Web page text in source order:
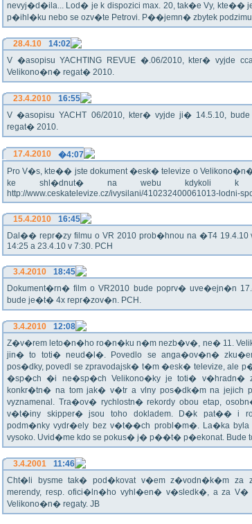
nevyj�d�ila... Lod� je k dispozici max. 20, tak�e Vy,
p�ihl�ku nebo se ozv�te Petrovi. P��jemn� zbytek
28.4.10
14:02
V �asopisu YACHTING REVUE �.06/2010, kter� vyjde
Velikono�n� regat� 2010.
23.4.2010
16:55
V �asopisu YACHT 06/2010, kter� vyjde ji� 14.5.10,
regat� 2010.
17.4.2010
�4:07
Pro V�s, kte�� jste dokument �esk� televize o
ke shl�dnut� na webu kdykoli k
http://www.ceskatelevize.cz/ivysilani/410232400061013-lodni-
15.4.2010
16:45
Dal�� repr�zy filmu o VR 2010 prob�hnou na �T4 19.4.10
14:25 a 23.4.10 v 7:30. PCH
3.4.2010
18:45
Dokument�rn� film o VR2010 bude poprv� uve�ejn�n
bude je�t� 4x repr�zov�n. PCH.
3.4.2010
12:08
Z�v�rem leto�n�ho ro�n�ku n�m nezb�v�, ne� 11.
jin� to toti� neud�l�. Povedlo se anga�ov�n�
pos�dky, povedl se zpravodajsk� t�m �esk� televize, ale
�sp�ch �i ne�sp�ch Velikono�ky je toti� v�hradn�
konkr�tn� na tom jak� v�tr a vlny pos�dk�m na jejich
vyznamenal. Tra�ov� rychlostn� rekordy obou etap,
v�t�iny skipper� jsou toho dokladem. D�k pat�� i
podm�nky vydr�ely bez v�t��ch probl�m�. La�ka byla
vysoko. Uvid�me kdo se pokus� j� p��t� p�ekonat. Bude
3.4.2001
11:46
Cht�li bysme tak� pod�kovat v�em z�vodn�k�m
merendy, resp. ofici�ln�ho vyhl�en� v�sledk�, a za
Velikono�n� regaty. JB